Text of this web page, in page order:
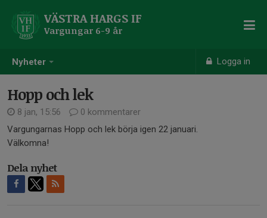
Nyheter Logga in
VÄSTRA HARGS IF
Vargungar 6-9 år
Hopp och lek
8 jan, 15:56
0 kommentarer
Vargungarnas Hopp och lek börja igen 22 januari.
Välkomna!
Dela nyhet